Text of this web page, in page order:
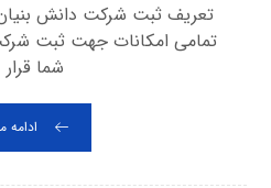
تعریف ثبت شرکت دانش
تمامی امکانات جهت ثبت
شما